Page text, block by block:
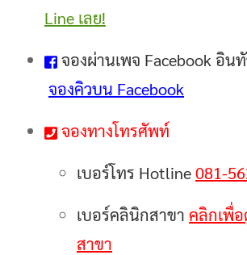
Line เลย!
จองผ่านเพจ Facebook อิน
จองคิวบน Facebook
จองทางโทรศัพท์
เบอร์โทร Hotline081-
เบอร์คลินิกสาขา คลิกเพื่
สาขา